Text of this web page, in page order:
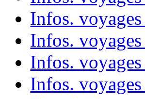
Infos.
Infos.
Infos.
Infos.